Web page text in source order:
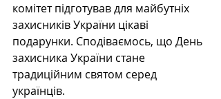
комітет підготував для майбутніх
захисників України цікаві
подарунки. Сподіваємось, що День
захисника України стане
традиційним святом серед
українців.